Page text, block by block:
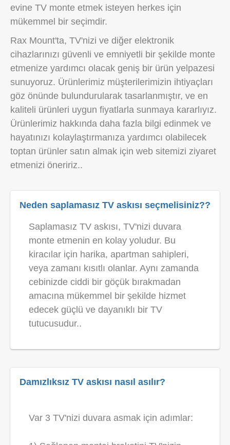
evine TV monte etmek isteyen herkes için
mükemmel bir seçimdir.
Rax Mount'ta, TV'nizi ve diğer elektronik
cihazlarınızı güvenli ve emniyetli bir şekilde monte
etmenize yardımcı olacak geniş bir ürün yelpazesi
sunuyoruz. Ürünlerimiz müşterilerimizin ihtiyaçları
göz önünde bulundurularak tasarlanmıştır, ve en
kaliteli ürünleri uygun fiyatlarla sunmaya kararlıyız.
Ürünlerimiz hakkında daha fazla bilgi edinmek ve
hayatınızı kolaylaştırmanıza yardımcı olabilecek
toptan ürünler satın almak için web sitemizi ziyaret
etmenizi öneririz..
Neden saplamasız TV askısı seçmelisiniz??
Saplamasız TV askısı, TV'nizi duvara
monte etmenin en kolay yoludur. Bu
kiracılar için harika, apartman sahipleri,
veya zamanı kısıtlı olanlar. Aynı zamanda
cebinizde ciddi bir göçük bırakmadan
amacına mükemmel bir şekilde hizmet
edecek güçlü ve dayanıklı bir TV
tutucusudur..
Damızlıksız TV askısı nasıl asılır?
Var 3 TV'nizi duvara asmak için adımlar: